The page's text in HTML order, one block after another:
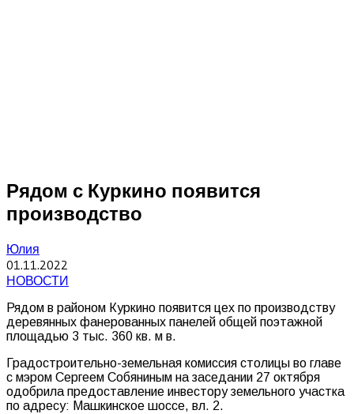
Рядом с Куркино появится
производство
Юлия
01.11.2022
НОВОСТИ
Рядом в районом Куркино появится цех по производству
деревянных фанерованных панелей общей поэтажной
площадью 3 тыс. 360 кв. м в.
Градостроительно-земельная комиссия столицы во главе
с мэром Сергеем Собяниным на заседании 27 октября
одобрила предоставление инвестору земельного участка
по адресу: Машкинское шоссе, вл. 2.